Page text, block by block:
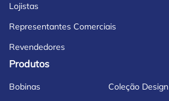
Lojistas
Representantes Comerciais
Revendedores
Produtos
Bobinas
Coleção Design